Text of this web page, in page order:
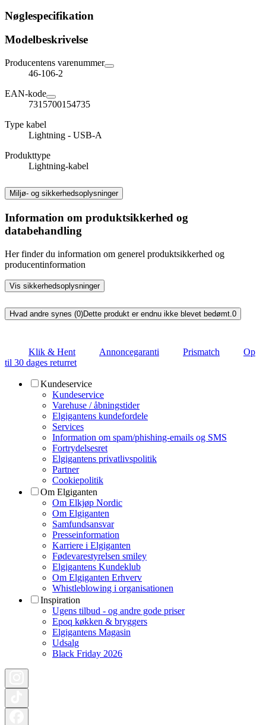
Nøglespecifikation
Modelbeskrivelse
Producentens varenummer
46-106-2
EAN-kode
7315700154735
Type kabel
Lightning - USB-A
Produkttype
Lightning-kabel
Miljø- og sikkerhedsoplysninger
Information om produktsikkerhed og
databehandling
Her finder du information om generel produktsikkerhed og
producentinformation
Vis sikkerhedsoplysninger
Hvad andre synes (0)Dette produkt er endnu ikke blevet bedømt. 0
Klik & Hent Annoncegaranti Prismatch
Op
til 30 dages returret
Kundeservice
Kundeservice
Varehuse / åbningstider
Elgigantens kundefordele
Services
Information om spam/phishing-emails og SMS
Fortrydelsesret
Elgigantens privatlivspolitik
Partner
Cookiepolitik
Om Elgiganten
Om Elkjøp Nordic
Om Elgiganten
Samfundsansvar
Presseinformation
Karriere i Elgiganten
Fødevarestyrelsen smiley
Elgigantens Kundeklub
Om Elgiganten Erhverv
Whistleblowing i organisationen
Inspiration
Ugens tilbud - og andre gode priser
Epoq køkken & bryggers
Elgigantens Magasin
Udsalg
Black Friday 2026